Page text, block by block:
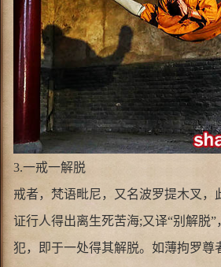
3.一戒一解脱
戒者，梵语毗尼，又名波罗提木叉，
证行人得出离生死苦海;又译“别解脱
犯，即于一处得其解脱。如薄拘罗尊